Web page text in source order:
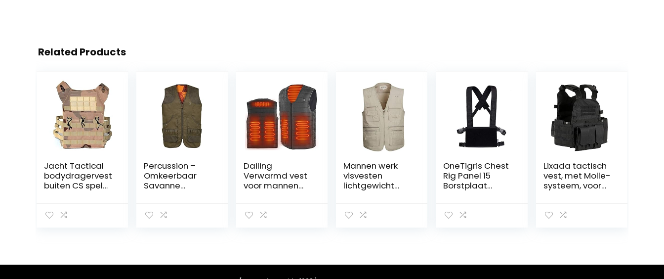
Related Products
Jacht Tactical
bodydragervest
buiten CS spel
uitrusting
Percussion –
Omkeerbaar
Savanne
Blaze & Black
Dailing
Verwarmd vest
voor mannen
verwarmde jas
kleding met 3
Mannen werk
visvesten
lichtgewicht
meerdere
OneTigris Chest
Rig Panel 15
Borstplaat
Platform |
Lixada tactisch
vest, met Molle-
systeem, voor
versterkt Oxford